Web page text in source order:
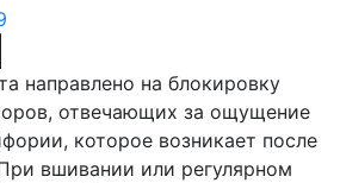
направлено на блокировку
отвечающих за ощущение
которое возникает после
вшивании или регулярном